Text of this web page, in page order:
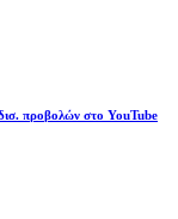
προβολών στο YouTube